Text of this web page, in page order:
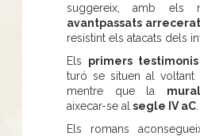
suggereix, amb els
avantpassats
resistint els atacats dels
Els primers
turó se situen al
mentre que la
aixecar-se al segle IV aC
Els romans